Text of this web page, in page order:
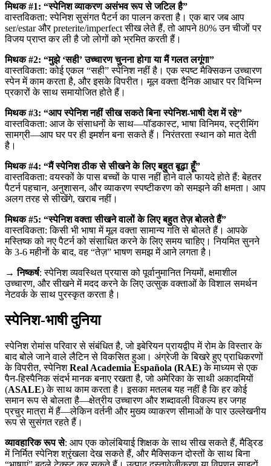
मिथक #1: “स्पेनिश व्याकरण असंभव रूप से जटिल है”
वास्तविकता: स्पेनिश सुसंगत पैटर्न का पालन करता है। एक बार जब आप
ser/estar और preterite/imperfect सीख लेते हैं, तो आपने 80% उन चीजों पर
विजय प्राप्त कर ली है जो लोगों को भ्रमित करती हैं।
मिथक #2: “मुझे ‘सही’ उच्चारण चुनना होगा या मैं गलत लगूंगा”
वास्तविकता: कोई एकल “सही” स्पेनिश नहीं है। एक स्पष्ट मैक्सिकन उच्चारण
स्पेन में काम करता है, और इसके विपरीत। मूल वक्ता दैनिक आधार पर विभिन्न
प्रकारों के साथ समायोजित होते हैं।
मिथक #3: “आप स्पेनिश नहीं सीख सकते बिना स्पेनिश-भाषी देश में रहे”
वास्तविकता: आज के संसाधनों के साथ—पॉडकास्ट, भाषा विनिमय, स्ट्रीमिंग
सामग्री—आप घर पर ही इमर्शन बना सकते हैं। निरंतरता स्थान को मात देती
है।
मिथक #4: “मैं स्पेनिश ठीक से सीखने के लिए बहुत बूढ़ा हूँ”
वास्तविकता: वयस्कों के पास बच्चों के पास नहीं होने वाले फायदे होते हैं: बेहतर
पैटर्न पहचान, अनुशासन, और व्याकरण स्पष्टीकरण को समझने की क्षमता। आप
अलग तरह से सीखेंगे, खराब नहीं।
मिथक #5: “स्पेनिश वक्ता सीखने वालों के लिए बहुत तेज़ बोलते हैं”
वास्तविकता: किसी भी भाषा में मूल वक्ता सामान्य गति से बोलते हैं। आपके
मस्तिष्क को नए पैटर्न को संसाधित करने के लिए समय चाहिए। नियमित सुनने
के 3-6 महीनों के बाद, वह “तेज़” भाषण समझ में आने लगता है।
→निष्कर्ष: स्पेनिश व्यवस्थित प्रयास को पूर्वानुमानित नियमों, क्षमाशील
उच्चारण, और सीखने में मदद करने के लिए उत्सुक वक्ताओं के विशाल समर्थन
नेटवर्क के साथ पुरस्कृत करता है।
स्पेनिश-भाषी दुनिया
स्पेनिश रोमांस परिवार से संबंधित है, जो इबेरियन प्रायद्वीप में रोम के विस्तार के
बाद बोले जाने वाले लैटिन से विकसित हुआ। अंग्रेजी के बिखरे हुए प्राधिकरणों
के विपरीत, स्पेनिशReal Academia Española (RAE)के माध्यम से एक
पैन-हिस्पैनिक संदर्भ मानक बनाए रखता है, जो अमेरिका के साथी अकादमियों
(ASALE) के साथ काम करता है। इसका मतलब यह नहीं है कि हर कोई
समान रूप से बोलता है—क्षेत्रीय उच्चारण और शब्दावली विकल्प हर जगह
प्रचुर मात्रा में हैं—लेकिन वर्तनी और मुख्य व्याकरण सीमाओं के पार उल्लेखनीय
रूप से सुसंगत रहते हैं।
व्यावहारिक रूप से: आप एक कोलंबियाई शिक्षक के साथ सीख सकते हैं, मैड्रिड
में निर्मित स्पेनिश श्रृंखला देख सकते हैं, और मैक्सिकन दोस्तों के साथ बिना